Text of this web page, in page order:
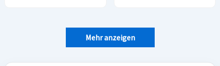
Mehr anzeigen